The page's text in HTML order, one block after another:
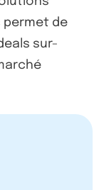
permet de
sur-